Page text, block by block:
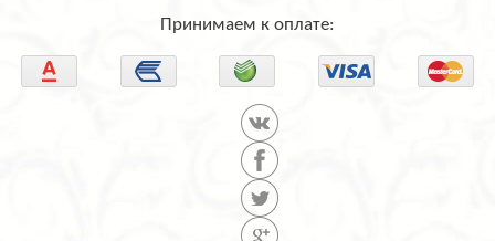
Принимаем к оплате: